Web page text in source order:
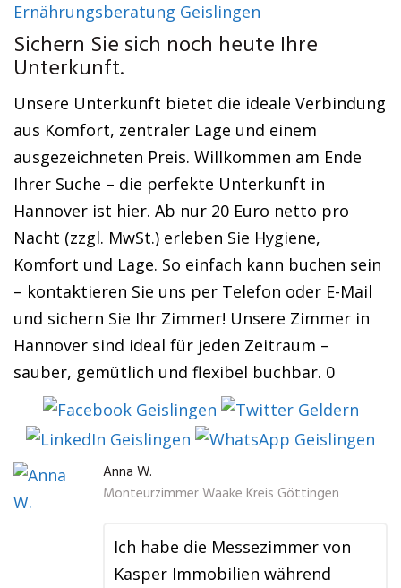
Ernährungsberatung Geislingen
Sichern Sie sich noch heute Ihre
Unterkunft.
Unsere Unterkunft bietet die ideale Verbindung
aus Komfort, zentraler Lage und einem
ausgezeichneten Preis. Willkommen am Ende
Ihrer Suche – die perfekte Unterkunft in
Hannover ist hier. Ab nur 20 Euro netto pro
Nacht (zzgl. MwSt.) erleben Sie Hygiene,
Komfort und Lage. So einfach kann buchen sein
– kontaktieren Sie uns per Telefon oder E-Mail
und sichern Sie Ihr Zimmer! Unsere Zimmer in
Hannover sind ideal für jeden Zeitraum –
sauber, gemütlich und flexibel buchbar. 0
Anna W.
Monteurzimmer Waake Kreis Göttingen
Ich habe die Messezimmer von
Kasper Immobilien während